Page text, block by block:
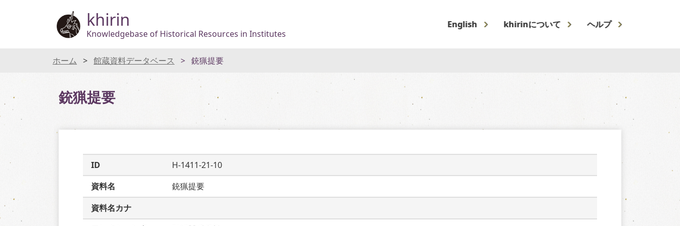
khirin
Knowledgebase of Historical Resources in Institutes
English khirinについて ヘルプ
ホーム 館蔵資料データベース 銃猟提要
銃猟提要
ID
H-1411-21-10
資料名
銃猟提要
資料名カナ